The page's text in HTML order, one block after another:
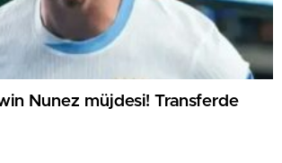
Nunez müjdesi! Transferde